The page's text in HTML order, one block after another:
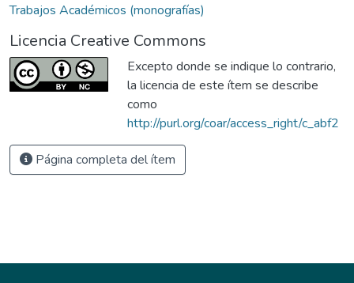
Trabajos Académicos (monografías)
Licencia Creative Commons
Excepto donde se indique lo contrario,
la licencia de este ítem se describe
como
http://purl.org/coar/access_right/c_abf2
Página completa del ítem